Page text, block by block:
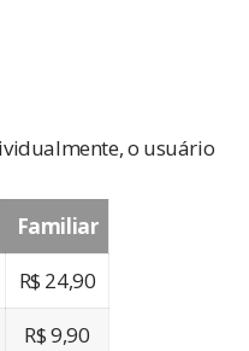
o usuário
Familiar
R$‎ 24,90
R$‎ 9,90